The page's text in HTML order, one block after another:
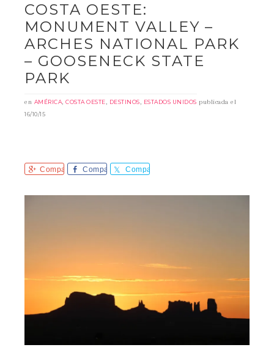
COSTA OESTE:
MONUMENT VALLEY –
ARCHES NATIONAL PARK
– GOOSENECK STATE
PARK
en AMÉRICA, COSTA OESTE, DESTINOS, ESTADOS UNIDOS publicada el
16/10/15
Comparte Comparte Comparte